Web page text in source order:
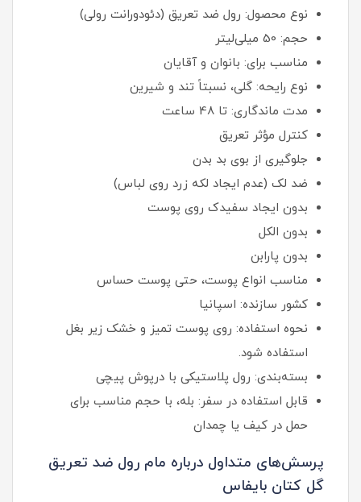
نوع محصول: رول ضد تعریق (دئودورانت رولی)
حجم: 50 میلی‌لیتر
مناسب برای: بانوان و آقایان
نوع رایحه: گلی، نسبتاً تند و شیرین
مدت ماندگاری: تا 48 ساعت
کنترل مؤثر تعریق
جلوگیری از بوی بد بدن
ضد لک (عدم ایجاد لکه زرد روی لباس)
بدون ایجاد سفیدک روی پوست
بدون الکل
بدون پارابن
مناسب انواع پوست، حتی پوست حساس
کشور سازنده: اسپانیا
نحوه استفاده: روی پوست تمیز و خشک زیر بغل
استفاده شود.
بسته‌بندی: رول پلاستیکی با درپوش پیچی
قابل استفاده در سفر: بله، با حجم مناسب برای
حمل در کیف یا چمدان
پرسش‌های متداول درباره مام رول ضد تعریق
گل کتان بایفاس